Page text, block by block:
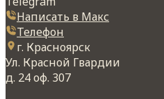
Написать в Макс
Телефон
г. Красноярск
Ул. Красной Гвардии
д. 24 оф. 307